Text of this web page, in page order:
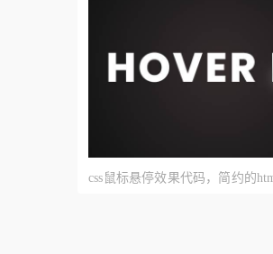
css鼠标悬停效果代码，简约的